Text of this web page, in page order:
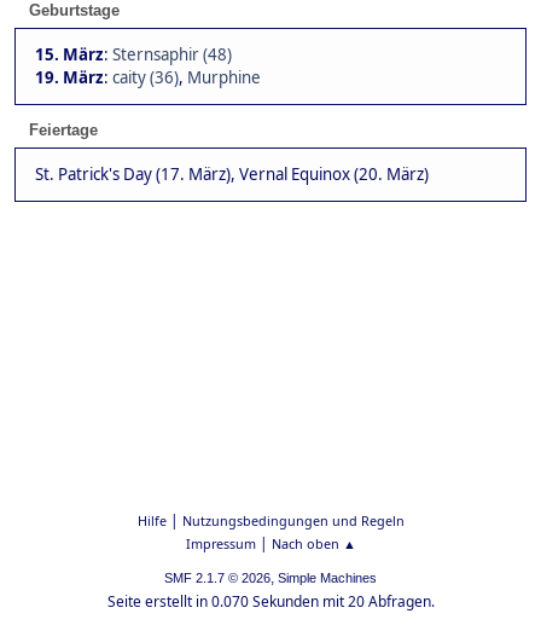
Geburtstage
15. März: Sternsaphir (48)
19. März: caity (36), Murphine
Feiertage
St. Patrick's Day (17. März), Vernal Equinox (20. März)
Hilfe| Nutzungsbedingungen und Regeln
Impressum| Nach oben ▲
SMF 2.1.7 © 2026, Simple Machines
Seite erstellt in 0.070 Sekunden mit 20 Abfragen.